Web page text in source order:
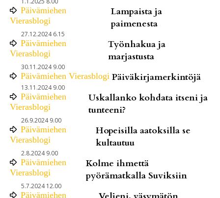
Päivämiehen
Vierasblogi
Lampaista ja
paimenesta
27.12.2024 6.15
Päivämiehen
Vierasblogi
Työnhakua ja
marjastusta
30.11.2024 9.00
Päivämiehen Vierasblogi Päiväkirjamerkintöjä
13.11.2024 9.00
Päivämiehen
Vierasblogi
Uskallanko kohdata itseni ja
tunteeni?
26.9.2024 9.00
Päivämiehen
Vierasblogi
Hopeisilla aatoksilla se
kultautuu
2.8.2024 9.00
Päivämiehen
Vierasblogi
Kolme ihmettä
pyörämatkalla Suviksiin
5.7.2024 12.00
Päivämiehen